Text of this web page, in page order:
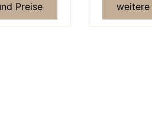
Preise weitere